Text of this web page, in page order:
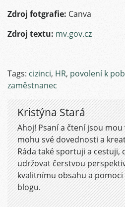
Zdroj fotgrafie: Canva
Zdroj textu: mv.gov.cz
Tags: cizinci, HR, povolení k
zaměstnanec
Kristýna Stará
Ahoj! Psaní a čtení jsou mou
mohu své dovednosti a
Ráda také sportuji a cestuji,
udržovat čerstvou
kvalitnímu obsahu a
blogu.